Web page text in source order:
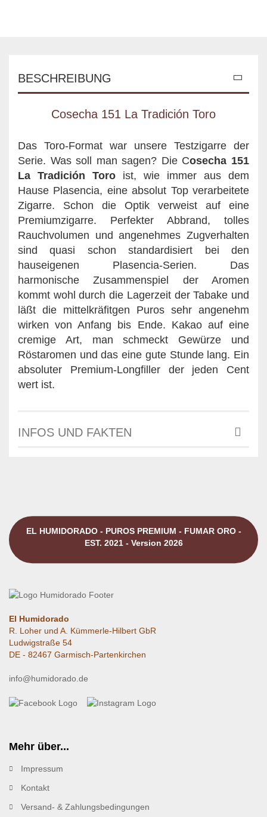
BESCHREIBUNG
Cosecha 151 La Tradición Toro
Das Toro-Format war unsere Testzigarre der
Serie. Was soll man sagen? Die Cosecha 151
La Tradición Toro ist, wie immer aus dem
Hause Plasencia, eine absolut Top verarbeitete
Zigarre. Schon die Optik verweist auf eine
Premiumzigarre. Perfekter Abbrand, tolles
Rauchvolumen und angenehmes Zugverhalten
sind quasi schon standardisiert bei den
hauseigenen Plasencia-Serien. Das
harmonische Zusammenspiel der Aromen
kommt wohl durch die Lagerzeit der Tabake und
läßt die mittelkräfitgen Puros sehr angenehm
wirken von Anfang bis Ende. Kakao auf eine
cremige Art, man schmeckt Gewürze und
Röstaromen und das eine gute Stunde lang. Ein
absoluter Premium-Longfiller der jeden Cent
wert ist.
INFOS UND FAKTEN
EL HUMIDORADO - PUROS PREMIUM - FUMAR ORO -
EST. 2021 - Version 2026
El Humidorado
R. Loher und A. Kümmerle-Hilbert GbR
Ludwigstraße 54
DE - 82467 Garmisch-Partenkirchen
info@humidorado.de
Mehr über...
Impressum
Kontakt
Versand- & Zahlungsbedingungen